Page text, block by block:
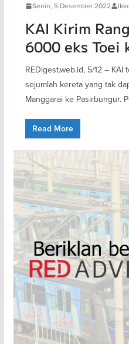
Senin, 5 Desember 2022
KAI Kirim
6000 eks Toei
REDigest.web.id, 5/12 – KAI
sejumlah kereta yang tak
Manggarai ke Pasirbungur.
Read More